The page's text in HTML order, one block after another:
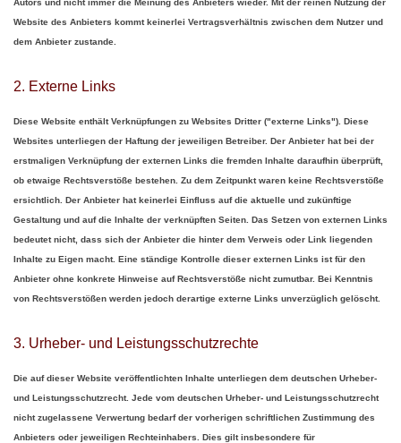
Autors und nicht immer die Meinung des Anbieters wieder. Mit der reinen Nutzung der
Website des Anbieters kommt keinerlei Vertragsverhältnis zwischen dem Nutzer und
dem Anbieter zustande.
2. Externe Links
Diese Website enthält Verknüpfungen zu Websites Dritter ("externe Links"). Diese
Websites unterliegen der Haftung der jeweiligen Betreiber. Der Anbieter hat bei der
erstmaligen Verknüpfung der externen Links die fremden Inhalte daraufhin überprüft,
ob etwaige Rechtsverstöße bestehen. Zu dem Zeitpunkt waren keine Rechtsverstöße
ersichtlich. Der Anbieter hat keinerlei Einfluss auf die aktuelle und zukünftige
Gestaltung und auf die Inhalte der verknüpften Seiten. Das Setzen von externen Links
bedeutet nicht, dass sich der Anbieter die hinter dem Verweis oder Link liegenden
Inhalte zu Eigen macht. Eine ständige Kontrolle dieser externen Links ist für den
Anbieter ohne konkrete Hinweise auf Rechtsverstöße nicht zumutbar. Bei Kenntnis
von Rechtsverstößen werden jedoch derartige externe Links unverzüglich gelöscht.
3. Urheber- und Leistungsschutzrechte
Die auf dieser Website veröffentlichten Inhalte unterliegen dem deutschen Urheber-
und Leistungsschutzrecht. Jede vom deutschen Urheber- und Leistungsschutzrecht
nicht zugelassene Verwertung bedarf der vorherigen schriftlichen Zustimmung des
Anbieters oder jeweiligen Rechteinhabers. Dies gilt insbesondere für